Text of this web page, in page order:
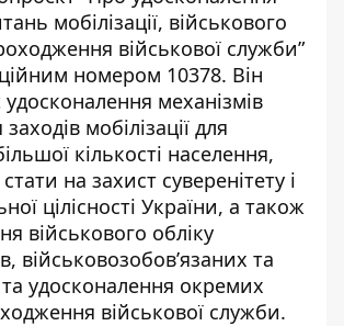
мобілізації, військового
військової служби”
номером 10378. Він
механізмів
мобілізації для
кількості населення,
на захист суверенітету і
цілісності України, а також
військового обліку
військовозобов’язаних та
та удосконалення окремих
військової служби.